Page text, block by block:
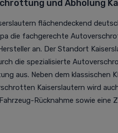
und Abholung
flächendeckend
die fachgerechte
an. Der Standort
die spezialisierte
aus. Neben dem klassischen
Kaiserslautern wird
Rücknahme sowie eine